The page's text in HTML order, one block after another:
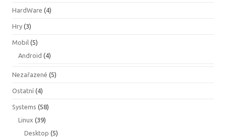
HardWare (4)
Hry (3)
Mobil (5)
Android (4)
Nezařazené (5)
Ostatní (4)
Systems (58)
Linux (39)
Desktop (5)